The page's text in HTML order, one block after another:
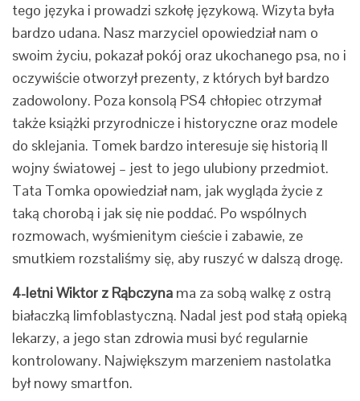
tego języka i prowadzi szkołę językową. Wizyta była
bardzo udana. Nasz marzyciel opowiedział nam o
swoim życiu, pokazał pokój oraz ukochanego psa, no i
oczywiście otworzył prezenty, z których był bardzo
zadowolony. Poza konsolą PS4 chłopiec otrzymał
także książki przyrodnicze i historyczne oraz modele
do sklejania. Tomek bardzo interesuje się historią II
wojny światowej – jest to jego ulubiony przedmiot.
Tata Tomka opowiedział nam, jak wygląda życie z
taką chorobą i jak się nie poddać. Po wspólnych
rozmowach, wyśmienitym cieście i zabawie, ze
smutkiem rozstaliśmy się, aby ruszyć w dalszą drogę.
4-letni Wiktor z Rąbczyna ma za sobą walkę z ostrą
białaczką limfoblastyczną. Nadal jest pod stałą opieką
lekarzy, a jego stan zdrowia musi być regularnie
kontrolowany. Największym marzeniem nastolatka
był nowy smartfon.